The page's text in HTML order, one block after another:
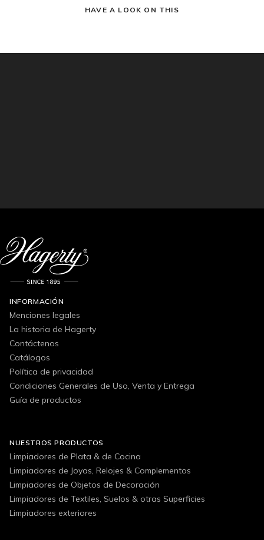
HAVE A LOOK ON THIS
INFORMACIÓN
Menciones legales
La historia de Hagerty
Contáctenos
Catálogos
Política de privacidad
Condiciones Generales de Uso, Venta y Entrega
Guía de productos
NUESTROS PRODUCTOS
Limpiadores de Plata & de Cocina
Limpiadores de Joyas, Relojes & Complementos
Limpiadores de Objetos de Decoración
Limpiadores de Textiles, Suelos & otras Superficies
Limpiadores exteriores